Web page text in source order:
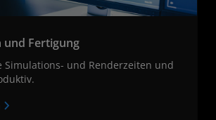
Fertigung
Simulations- und Renderzeiten und